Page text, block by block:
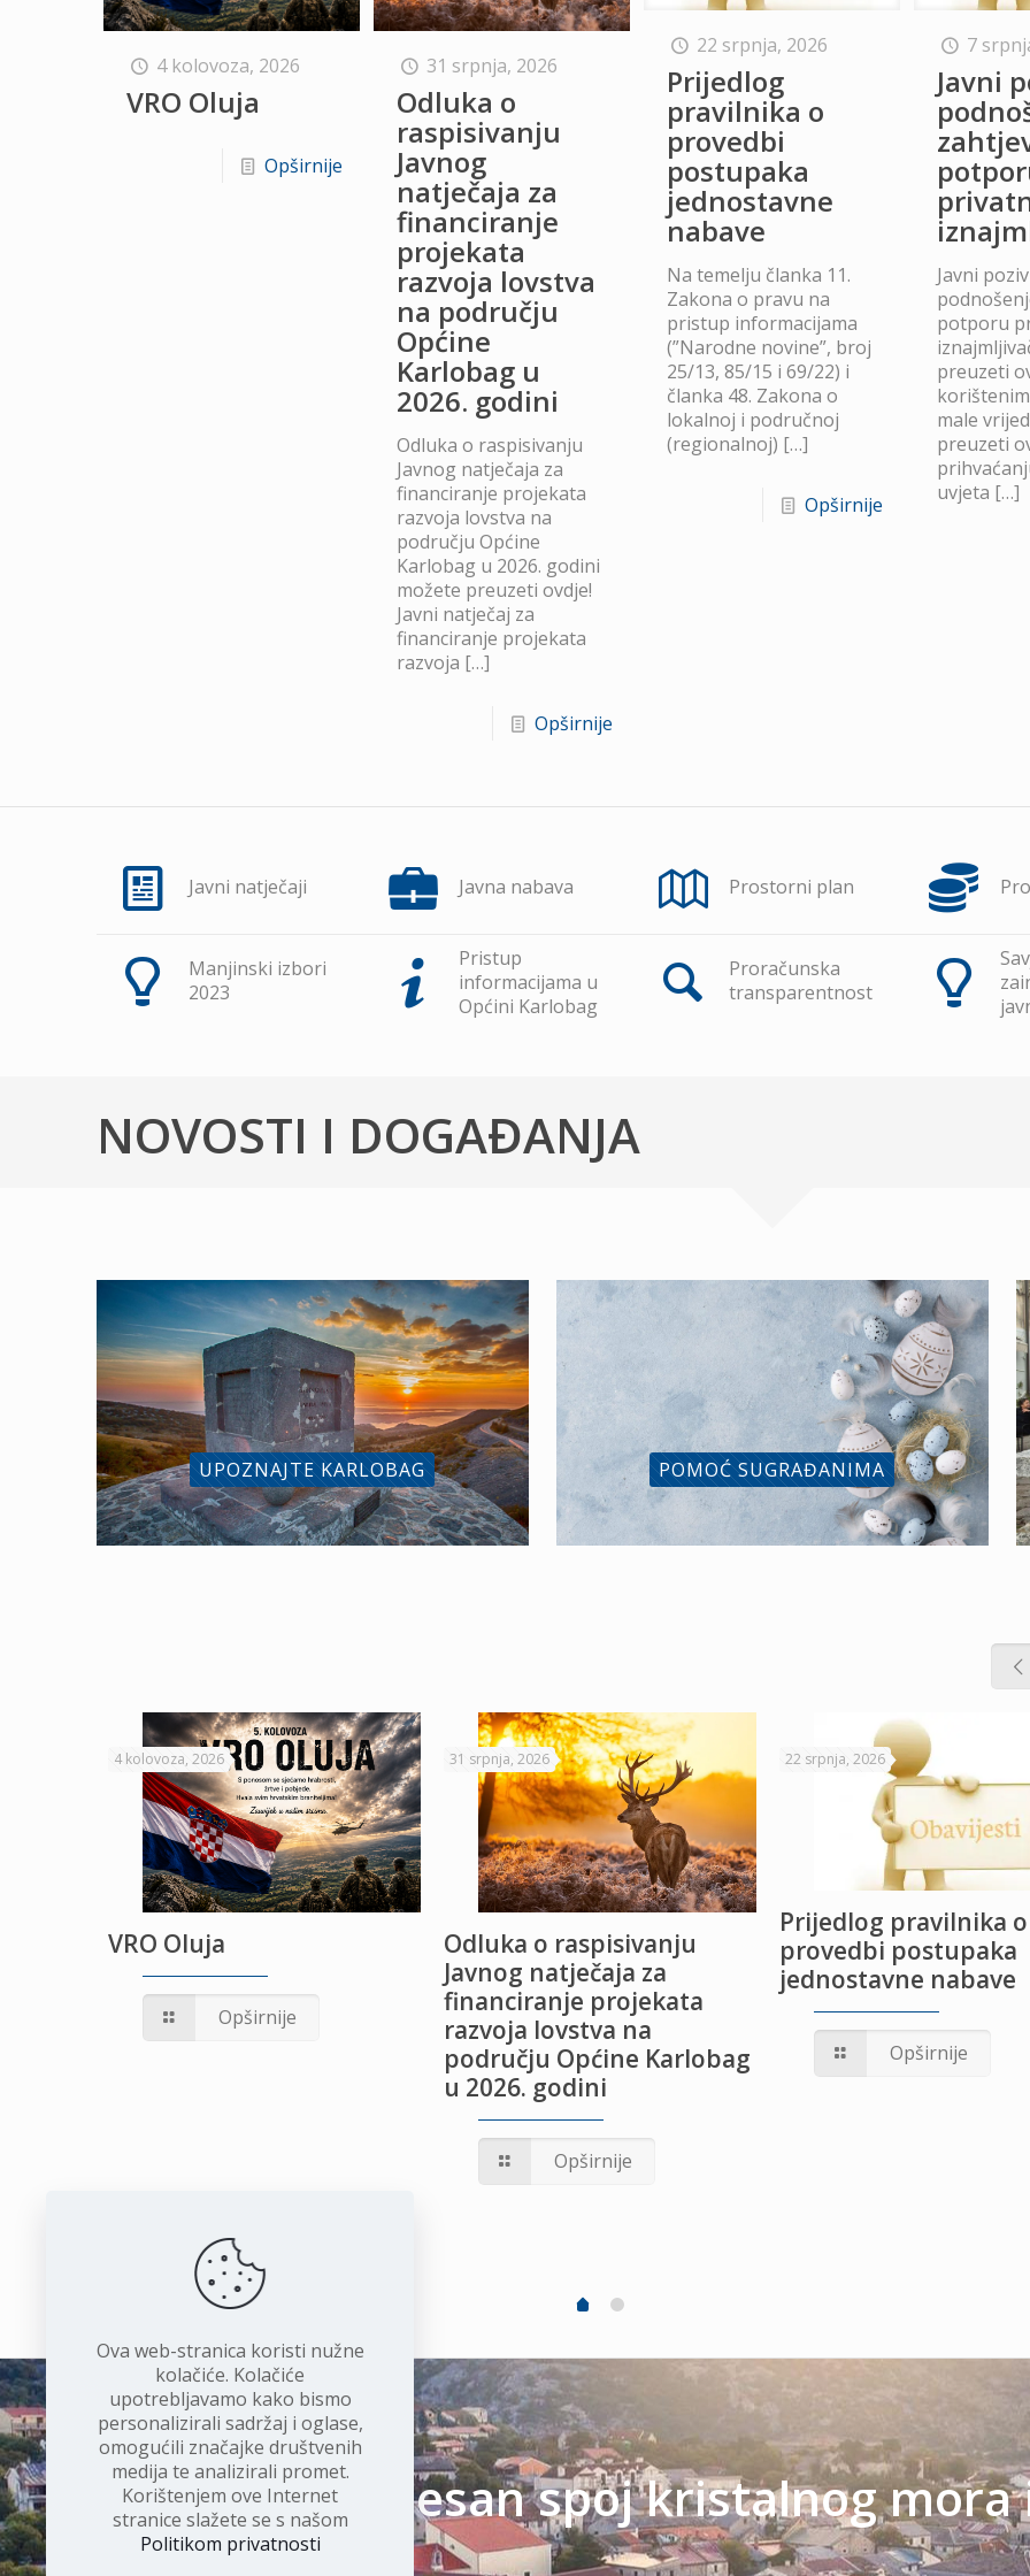
4 kolovoza, 2026
VRO Oluja
Opširnije
31 srpnja, 2026
Odluka o
raspisivanju
Javnog
natječaja za
financiranje
projekata
razvoja lovstva
na području
Općine
Karlobag u
2026. godini
Odluka o raspisivanju
Javnog natječaja za
financiranje projekata
razvoja lovstva na
području Općine
Karlobag u 2026. godini
možete preuzeti ovdje!
Javni natječaj za
financiranje projekata
razvoja […]
Opširnije
22 srpnja, 2026
Prijedlog
pravilnika o
provedbi
postupaka
jednostavne
nabave
Na temelju članka 11.
Zakona o pravu na
pristup informacijama
(”Narodne novine”, broj
25/13, 85/15 i 69/22) i
članka 48. Zakona o
lokalnoj i područnoj
(regionalnoj) […]
Opširnije
7
Javni
Javni
potporu
preuzeti
male
preuzeti
uvjeta […]
Javni natječaji Javna nabava Prostorni plan
Manjinski izbori
2023
Pristup
informacijama u
Općini Karlobag
Proračunska
transparentnost
NOVOSTI I DOGAĐANJA
UPOZNAJTE KARLOBAG POMOĆ SUGRAĐANIMA
4 kolovoza, 2026
VRO Oluja
Opširnije
31 srpnja, 2026
Odluka o raspisivanju
Javnog natječaja za
financiranje projekata
razvoja lovstva na
području Općine Karlobag
u 2026. godini
Opširnije
22 srpnja, 2026
Prijedlog pravilnika o
provedbi postupaka
jednostavne nabave
Opširnije
Čudesan spoj kristalnog
Ova web-stranica koristi nužne
kolačiće. Kolačiće
upotrebljavamo kako bismo
personalizirali sadržaj i oglase,
omogućili značajke društvenih
medija te analizirali promet.
Korištenjem ove Internet
stranice slažete se s našom
Politikom privatnosti